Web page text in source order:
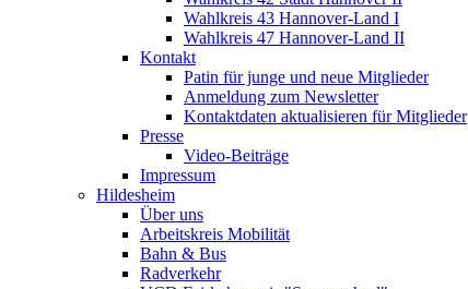
Wahlkreis 43 Hannover-Land I
Wahlkreis 47 Hannover-Land II
Kontakt
Patin für junge und neue Mitglieder
Anmeldung zum Newsletter
Kontaktdaten aktualisieren für Mitglieder
Presse
Video-Beiträge
Impressum
Hildesheim
Über uns
Arbeitskreis Mobilität
Bahn & Bus
Radverkehr